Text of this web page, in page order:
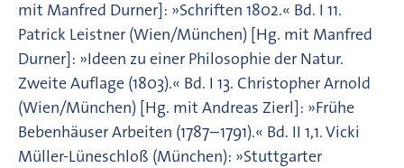
mit Manfred Durner]: »Schriften 1802.« Bd. I 11.
Patrick Leistner (Wien/München) [Hg. mit Manfred
Durner]: »Ideen zu einer Philosophie der Natur.
Zweite Auflage (1803).« Bd. I 13. Christopher Arnold
(Wien/München) [Hg. mit Andreas Zierl]: »Frühe
Bebenhäuser Arbeiten (1787–1791).« Bd. II 1,1. Vicki
Müller-Lüneschloß (München): »Stuttgarter